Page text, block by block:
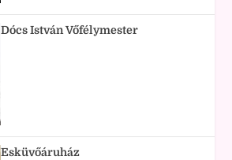
Dócs István Vőfélymester
Esküvőáruház